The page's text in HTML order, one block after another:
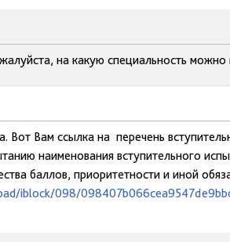
на какую специальность
Вот Вам ссылка на перечень
наименования вступительного
баллов, приоритетности и иной
iblock/098/